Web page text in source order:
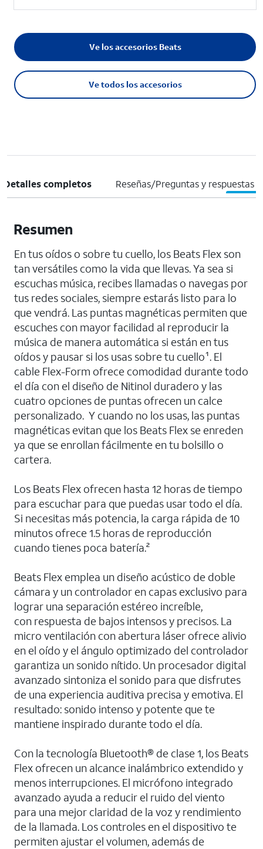
Ve todos los accesorios
Ve los accesorios Beats
Detalles completos Reseñas/Preguntas y respuestas
Resumen
En tus oídos o sobre tu cuello, los Beats Flex son
tan versátiles como la vida que llevas. Ya sea si
escuchas música, recibes llamadas o navegas por
tus redes sociales, siempre estarás listo para lo
que vendrá. Las puntas magnéticas permiten que
escuches con mayor facilidad al reproducir la
música de manera automática si están en tus
oídos y pausar si los usas sobre tu cuello¹. El
cable Flex-Form ofrece comodidad durante todo
el día con el diseño de Nitinol duradero y las
cuatro opciones de puntas ofrecen un calce
personalizado. Y cuando no los usas, las puntas
magnéticas evitan que los Beats Flex se enreden
ya que se enrollan fácilmente en tu bolsillo o
cartera.
Los Beats Flex ofrecen hasta 12 horas de tiempo
para escuchar para que puedas usar todo el día.
Si necesitas más potencia, la carga rápida de 10
minutos ofrece 1.5 horas de reproducción
cuando tienes poca batería.²
Beats Flex emplea un diseño acústico de doble
cámara y un controlador en capas exclusivo para
lograr una separación estéreo increíble,
con respuesta de bajos intensos y precisos. La
micro ventilación con abertura láser ofrece alivio
en el oído y el ángulo optimizado del controlador
garantiza un sonido nítido. Un procesador digital
avanzado sintoniza el sonido para que disfrutes
de una experiencia auditiva precisa y emotiva. El
resultado: sonido intenso y potente que te
mantiene inspirado durante todo el día.
Con la tecnología Bluetooth® de clase 1, los Beats
Flex ofrecen un alcance inalámbrico extendido y
menos interrupciones. El micrófono integrado
avanzado ayuda a reducir el ruido del viento
para una mejor claridad de la voz y rendimiento
de la llamada. Los controles en el dispositivo te
permiten ajustar el volumen, además de